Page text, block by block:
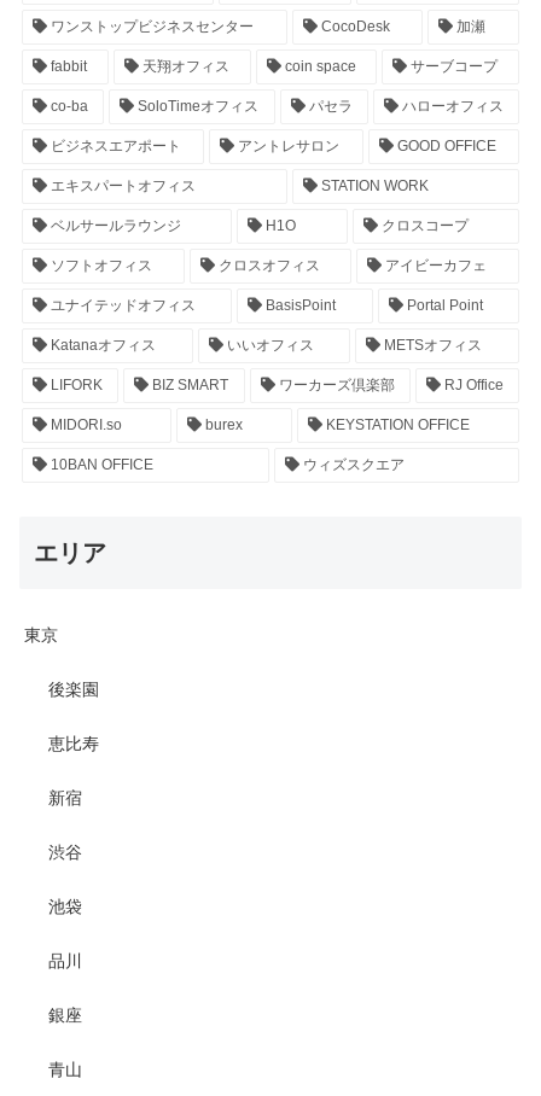
ワンストップビジネスセンター CocoDesk 加瀬
fabbit 天翔オフィス coin space サーブコープ
co-ba SoloTimeオフィス パセラ ハローオフィス
ビジネスエアポート アントレサロン GOOD OFFICE
エキスパートオフィス STATION WORK
ベルサールラウンジ H1O クロスコープ
ソフトオフィス クロスオフィス アイビーカフェ
ユナイテッドオフィス BasisPoint Portal Point
Katanaオフィス いいオフィス METSオフィス
LIFORK BIZ SMART ワーカーズ倶楽部 RJ Office
MIDORI.so burex KEYSTATION OFFICE
10BAN OFFICE ウィズスクエア
エリア
東京
後楽園
恵比寿
新宿
渋谷
池袋
品川
銀座
青山